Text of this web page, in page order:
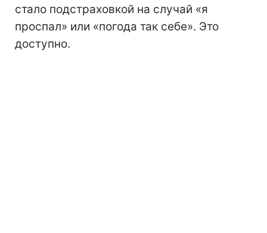
стало подстраховкой на случай «я
проспал» или «погода так себе». Это
доступно.